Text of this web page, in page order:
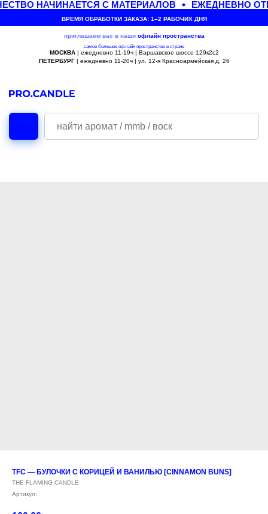
НАЧИНАЕТСЯ С МАТЕРИАЛОВ ЕЖЕДНЕВНО
ВРЕМЯ ОБРАБОТКИ ЗАКАЗА: 1–2 РАБОЧИХ ДНЯ
приглашаем вас в наши офлайн пространства
самое большое офлайн пространство в стране
МОСКВА| ежедневно 11-19ч | Варшавское шоссе 129к2с2
ПЕТЕРБУРГ| ежедневно 11-20ч | ул. 12-я Красноармейская д. 26
TFC — БУЛОЧКИ С КОРИЦЕЙ И ВАНИЛЬЮ [CINNAMON BUNS]
THE FLAMING CANDLE
Артикул: